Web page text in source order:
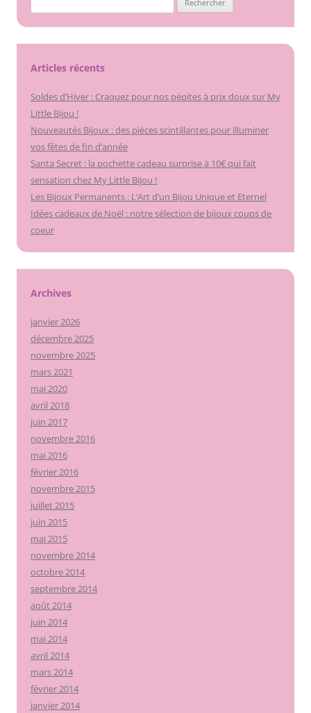
Articles récents
Soldes d’Hiver : Craquez pour nos pépites à prix doux sur My
Little Bijou !
Nouveautés Bijoux : des pièces scintillantes pour illuminer
vos fêtes de fin d’année
Santa Secret : la pochette cadeau surprise à 10€ qui fait
sensation chez My Little Bijou !
Les Bijoux Permanents : L’Art d’un Bijou Unique et Eternel
Idées cadeaux de Noël : notre sélection de bijoux coups de
coeur
Archives
janvier 2026
décembre 2025
novembre 2025
mars 2021
mai 2020
avril 2018
juin 2017
novembre 2016
mai 2016
février 2016
novembre 2015
juillet 2015
juin 2015
mai 2015
novembre 2014
octobre 2014
septembre 2014
août 2014
juin 2014
mai 2014
avril 2014
mars 2014
février 2014
janvier 2014